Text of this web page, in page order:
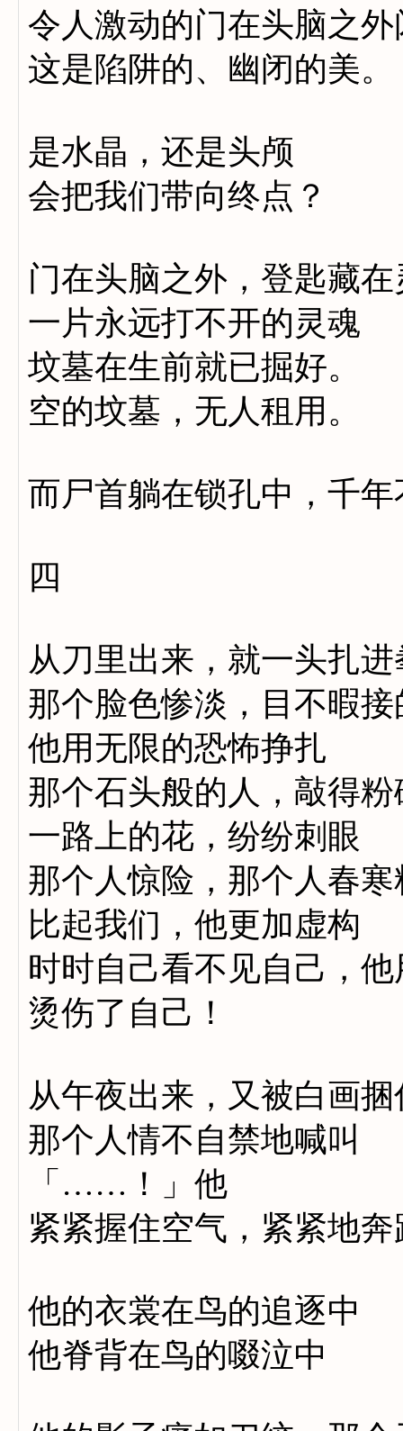
令人激动的门在头脑之外
这是陷阱的、幽闭的美。
是水晶，还是头颅
会把我们带向终点？
门在头脑之外，登匙藏
一片永远打不开的灵魂
坟墓在生前就已掘好。
空的坟墓，无人租用。
而尸首躺在锁孔中，千年
四
从刀里出来，就一头扎进
那个脸色惨淡，目不暇接
他用无限的恐怖挣扎
那个石头般的人，敲得粉
一路上的花，纷纷刺眼
那个人惊险，那个人春寒
比起我们，他更加虚构
时时自己看不见自己，
烫伤了自己！
从午夜出来，又被白画捆
那个人情不自禁地喊叫
「……！」他
紧紧握住空气，紧紧地奔
他的衣裳在鸟的追逐中
他脊背在鸟的啜泣中